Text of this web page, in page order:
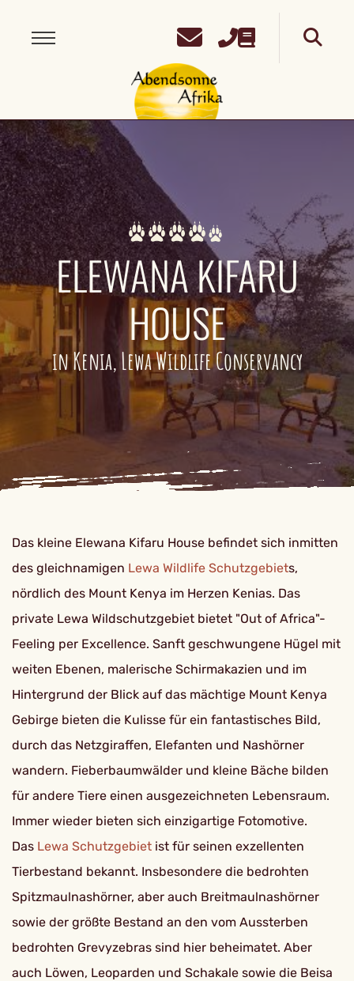
ELEWANA KIFARU
HOUSE
in Kenia, Lewa Wildlife Conservancy
Das kleine Elewana Kifaru House befindet sich inmitten
des gleichnamigen Lewa Wildlife Schutzgebiets,
nördlich des Mount Kenya im Herzen Kenias. Das
private Lewa Wildschutzgebiet bietet "Out of Africa"-
Feeling per Excellence. Sanft geschwungene Hügel mit
weiten Ebenen, malerische Schirmakazien und im
Hintergrund der Blick auf das mächtige Mount Kenya
Gebirge bieten die Kulisse für ein fantastisches Bild,
durch das Netzgiraffen, Elefanten und Nashörner
wandern. Fieberbaumwälder und kleine Bäche bilden
für andere Tiere einen ausgezeichneten Lebensraum.
Immer wieder bieten sich einzigartige Fotomotive.
Das Lewa Schutzgebiet ist für seinen exzellenten
Tierbestand bekannt. Insbesondere die bedrohten
Spitzmaulnashörner, aber auch Breitmaulnashörner
sowie der größte Bestand an den vom Aussterben
bedrohten Grevyzebras sind hier beheimatet. Aber
auch Löwen, Leoparden und Schakale sowie die Beisa